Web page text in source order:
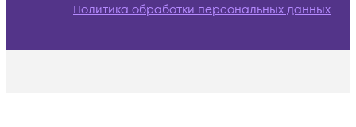
Политика обработки персональных данных